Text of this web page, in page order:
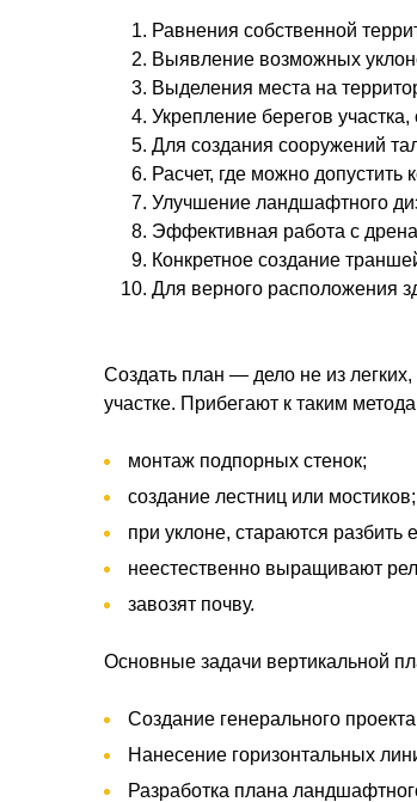
Равнения собственной
Выявление возможных
Выделения места на
Укрепление берегов
Для создания сооружений
Расчет, где можно допустить
Улучшение ландшафтного
Эффективная работа с
Конкретное создание
Для верного расположения
Создать план — дело не из
участке. Прибегают к таким
монтаж подпорных стенок;
создание лестниц или мостиков;
при уклоне, стараются разбить
неестественно выращивают
завозят почву.
Основные задачи вертикальной
Создание генерального
Нанесение горизонтальных
Разработка плана